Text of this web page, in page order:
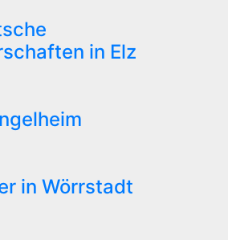
in Elz
in Wörrstadt